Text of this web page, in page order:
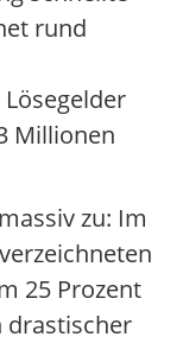
rund
Millionen
zu: Im
25 Prozent
drastischer